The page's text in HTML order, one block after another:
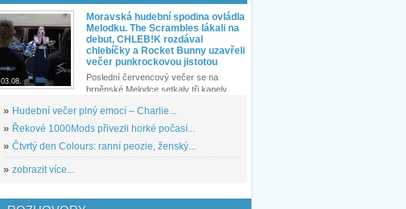
03.08.
Moravská hudební spodina ovládla
Melodku. The Scrambles lákali na
debut, CHLEB!K rozdával
chlebíčky a Rocket Bunny uzavřeli
večer punkrockovou jistotou
Poslední červencový večer se na
brněnské Melodce setkaly tři kapely...
» Hudební večer plný emocí – Charlie...
» Řekové 1000Mods přivezli horké počasí...
» Čtvrtý den Colours: ranní peozie, ženský...
» zobrazit více...